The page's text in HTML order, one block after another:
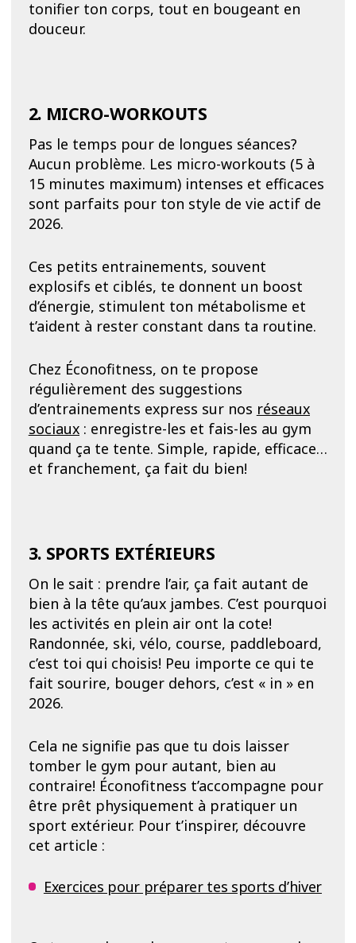
tonifier ton corps, tout en bougeant en
douceur.
2. MICRO-WORKOUTS
Pas le temps pour de longues séances?
Aucun problème. Les micro-workouts (5 à
15 minutes maximum) intenses et efficaces
sont parfaits pour ton style de vie actif de
2026.
Ces petits entrainements, souvent
explosifs et ciblés, te donnent un boost
d’énergie, stimulent ton métabolisme et
t’aident à rester constant dans ta routine.
Chez Éconofitness, on te propose
régulièrement des suggestions
d’entrainements express sur nos réseaux
sociaux: enregistre-les et fais-les au gym
quand ça te tente. Simple, rapide, efficace…
et franchement, ça fait du bien!
3. SPORTS EXTÉRIEURS
On le sait : prendre l’air, ça fait autant de
bien à la tête qu’aux jambes. C’est pourquoi
les activités en plein air ont la cote!
Randonnée, ski, vélo, course, paddleboard,
c’est toi qui choisis! Peu importe ce qui te
fait sourire, bouger dehors, c’est « in » en
2026.
Cela ne signifie pas que tu dois laisser
tomber le gym pour autant, bien au
contraire! Éconofitness t’accompagne pour
être prêt physiquement à pratiquer un
sport extérieur. Pour t’inspirer, découvre
cet article :
Exercices pour préparer tes sports d’hiver